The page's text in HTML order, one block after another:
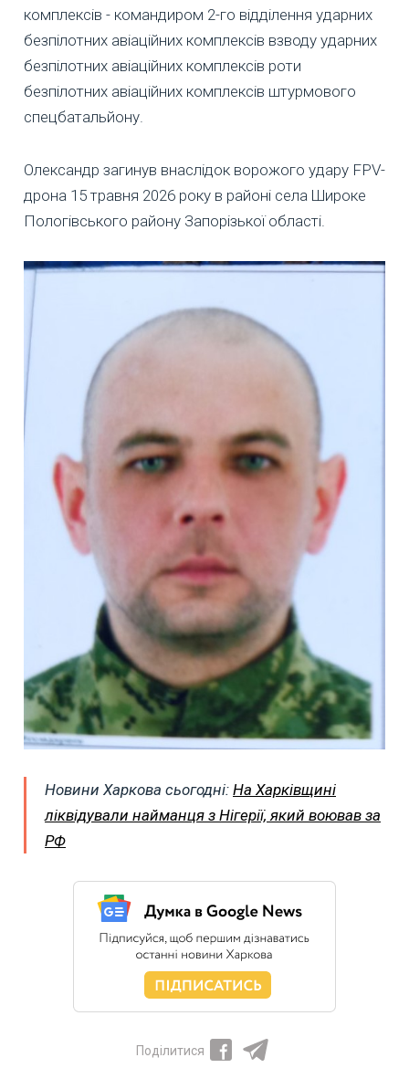
комплексів - командиром 2-го відділення ударних
безпілотних авіаційних комплексів взводу ударних
безпілотних авіаційних комплексів роти
безпілотних авіаційних комплексів штурмового
спецбатальйону.
Олександр загинув внаслідок ворожого удару FPV-
дрона 15 травня 2026 року в районі села Широке
Пологівського району Запорізької області.
Новини Харкова сьогодні: На Харківщині
ліквідували найманця з Нігерії, який воював за
РФ
Поділитися